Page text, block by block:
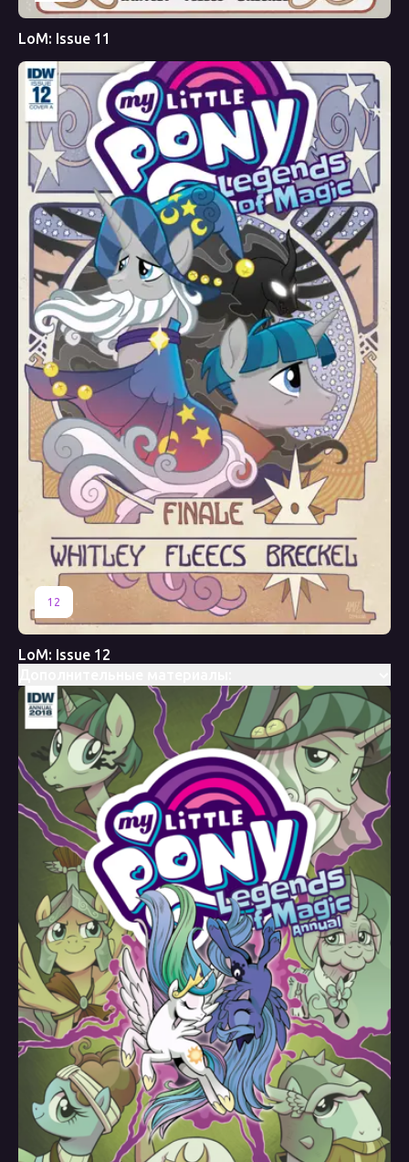
LoM: Issue 11
12
LoM: Issue 12